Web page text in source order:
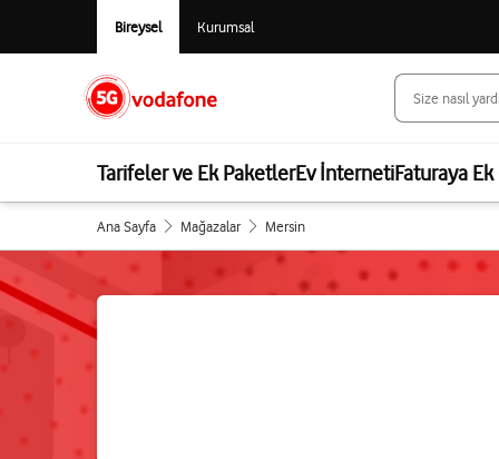
Bireysel Kurumsal
Tarifeler ve Ek PaketlerEv İnternetiFaturaya
Ana Sayfa Mağazalar Mersin